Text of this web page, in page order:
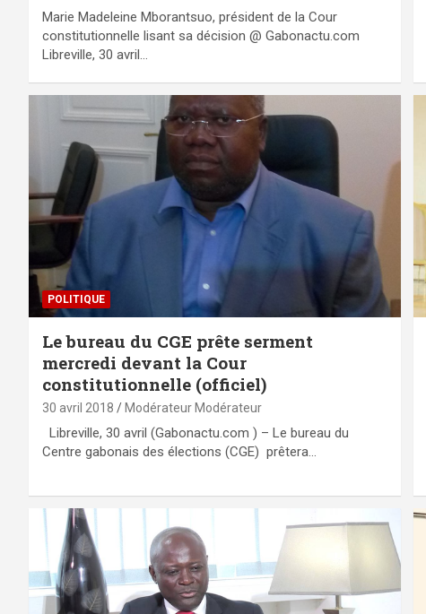
Marie Madeleine Mborantsuo, président de la Cour
constitutionnelle lisant sa décision @ Gabonactu.com
Libreville, 30 avril…
POLITIQUE
Le bureau du CGE prête serment
mercredi devant la Cour
constitutionnelle (officiel)
30 avril 2018 Modérateur Modérateur
Libreville, 30 avril (Gabonactu.com ) – Le bureau du
Centre gabonais des élections (CGE) prêtera…